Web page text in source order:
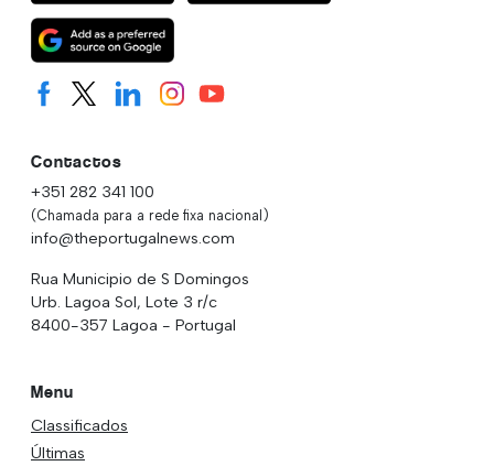
Contactos
+351 282 341 100
(Chamada para a rede fixa nacional)
info@theportugalnews.com
Rua Municipio de S Domingos
Urb. Lagoa Sol, Lote 3 r/c
8400-357 Lagoa - Portugal
Menu
Classificados
Últimas